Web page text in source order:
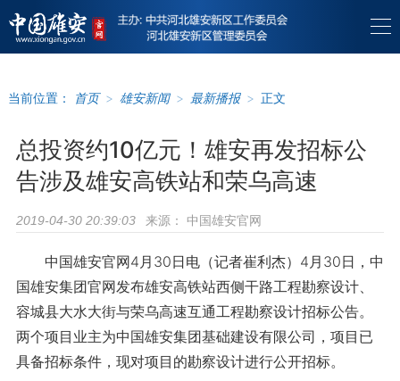
当前位置： 首页 > 雄安新闻 > 最新播报 > 正文
总投资约10亿元！雄安再发招标公
告涉及雄安高铁站和荣乌高速
2019-04-30 20:39:03 来源： 中国雄安官网
中国雄安官网4月30日电（记者崔利杰）4月30日，中
国雄安集团官网发布雄安高铁站西侧干路工程勘察设计、
容城县大水大街与荣乌高速互通工程勘察设计招标公告。
两个项目业主为中国雄安集团基础建设有限公司，项目已
具备招标条件，现对项目的勘察设计进行公开招标。